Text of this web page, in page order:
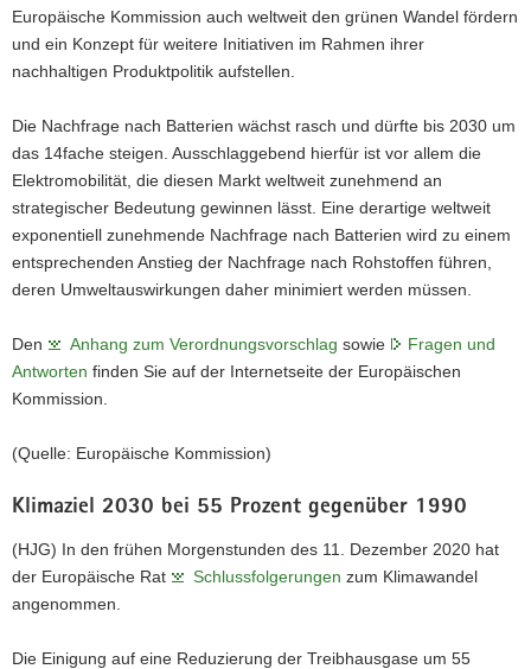
Europäische Kommission auch weltweit den grünen Wandel fördern
und ein Konzept für weitere Initiativen im Rahmen ihrer
nachhaltigen Produktpolitik aufstellen.
Die Nachfrage nach Batterien wächst rasch und dürfte bis 2030 um
das 14fache steigen. Ausschlaggebend hierfür ist vor allem die
Elektromobilität, die diesen Markt weltweit zunehmend an
strategischer Bedeutung gewinnen lässt. Eine derartige weltweit
exponentiell zunehmende Nachfrage nach Batterien wird zu einem
entsprechenden Anstieg der Nachfrage nach Rohstoffen führen,
deren Umweltauswirkungen daher minimiert werden müssen.
Den Anhang zum Verordnungsvorschlag sowie
Fragen und
Antworten finden Sie auf der Internetseite der Europäischen
Kommission.
(Quelle: Europäische Kommission)
Klimaziel 2030 bei 55 Prozent gegenüber 1990
(HJG) In den frühen Morgenstunden des 11. Dezember 2020 hat
der Europäische Rat
Schlussfolgerungen zum Klimawandel
angenommen.
Die Einigung auf eine Reduzierung der Treibhausgase um 55